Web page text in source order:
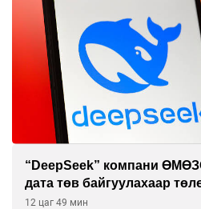
“DeepSeek” компани
дата төв байгуулахаар
12 цаг 49 мин